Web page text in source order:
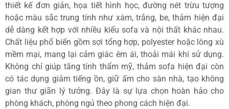
thiết kế đơn giản, họa tiết hình học, đường nét trừu tượng
hoặc màu sắc trung tính như xám, trắng, be, thảm hiện đại
dễ dàng kết hợp với nhiều kiểu sofa và nội thất khác nhau.
Chất liệu phổ biến gồm sợi tổng hợp, polyester hoặc lông xù
mềm mại, mang lại cảm giác êm ái, thoải mái khi sử dụng.
Không chỉ giúp tăng tính thẩm mỹ, thảm sofa hiện đại còn
có tác dụng giảm tiếng ồn, giữ ấm cho sàn nhà, tạo không
gian thư giãn lý tưởng. Đây là sự lựa chọn hoàn hảo cho
phòng khách, phòng ngủ theo phong cách hiện đại.